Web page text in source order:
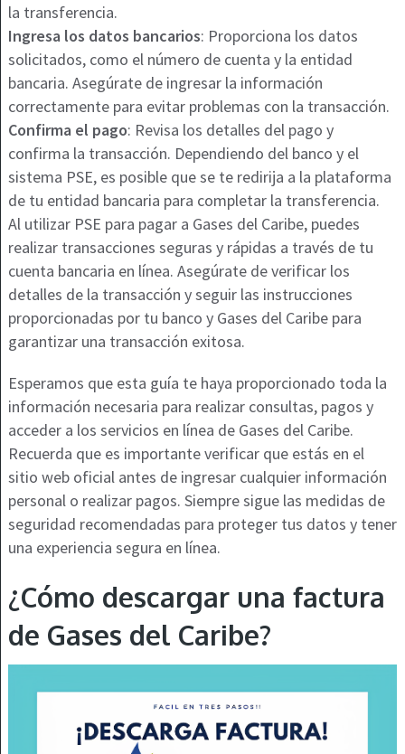
la transferencia.
Ingresa los datos bancarios: Proporciona los datos
solicitados, como el número de cuenta y la entidad
bancaria. Asegúrate de ingresar la información
correctamente para evitar problemas con la transacción.
Confirma el pago: Revisa los detalles del pago y
confirma la transacción. Dependiendo del banco y el
sistema PSE, es posible que se te redirija a la plataforma
de tu entidad bancaria para completar la transferencia.
Al utilizar PSE para pagar a Gases del Caribe, puedes
realizar transacciones seguras y rápidas a través de tu
cuenta bancaria en línea. Asegúrate de verificar los
detalles de la transacción y seguir las instrucciones
proporcionadas por tu banco y Gases del Caribe para
garantizar una transacción exitosa.
Esperamos que esta guía te haya proporcionado toda la
información necesaria para realizar consultas, pagos y
acceder a los servicios en línea de Gases del Caribe.
Recuerda que es importante verificar que estás en el
sitio web oficial antes de ingresar cualquier información
personal o realizar pagos. Siempre sigue las medidas de
seguridad recomendadas para proteger tus datos y tener
una experiencia segura en línea.
¿Cómo descargar una factura
de Gases del Caribe?